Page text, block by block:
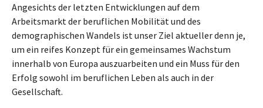
Angesichts der letzten Entwicklungen auf dem
Arbeitsmarkt der beruflichen Mobilität und des
demographischen Wandels ist unser Ziel aktueller denn je,
um ein reifes Konzept für ein gemeinsames Wachstum
innerhalb von Europa auszuarbeiten und ein Muss für den
Erfolg sowohl im beruflichen Leben als auch in der
Gesellschaft.